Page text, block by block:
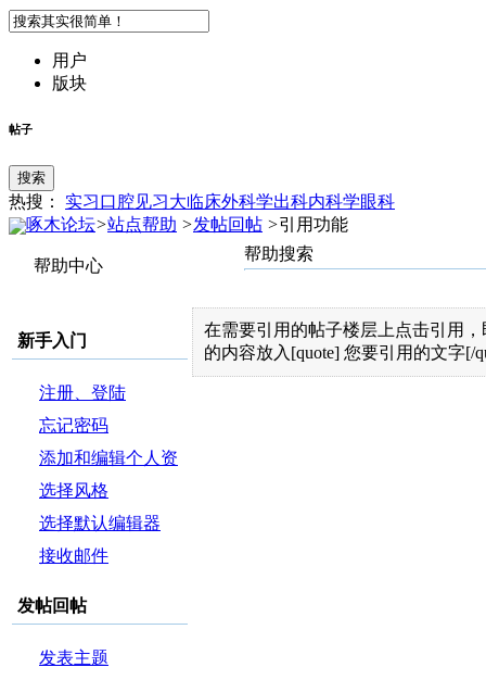
用户
版块
帖子
搜索
热搜： 实习口腔见习大临床外科学出科内科学眼科
啄木论坛>站点帮助 >发帖回帖 >引用功能
帮助中心
帮助搜索
新手入门
注册、登陆
忘记密码
添加和编辑个人资
料
选择风格
选择默认编辑器
接收邮件
发帖回帖
发表主题
在需要引用的帖子楼层上点击引用
的内容放入[quote] 您要引用的文字[/